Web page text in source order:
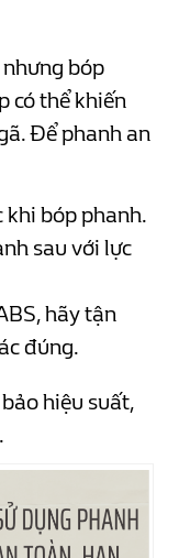
bóp
có thể khiến
Để phanh an
bóp phanh.
sau với lực
hãy tận
đúng.
hiệu suất,